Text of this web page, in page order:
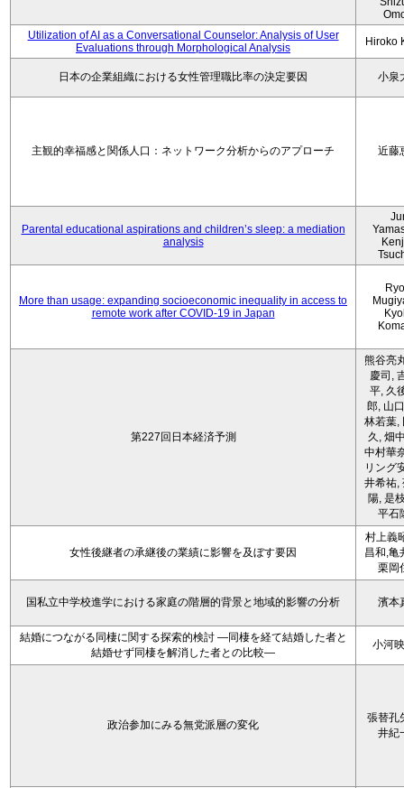
Utilization of AI as a Conversational Counselor: Analysis of User
Evaluations through Morphological Analysis
Hiroko
日本の企業組織における女性管理職比率の決定要因 小泉
主観的幸福感と関係人口：ネットワーク分析からのアプローチ 近藤
Parental educational aspirations and children’s sleep: a mediation
analysis
More than usage: expanding socioeconomic inequality in access to
remote work after COVID-19 in Japan
第227回日本経済予測
熊谷亮
慶司,
平, 久
郎, 山
林若葉,
久, 畑
中村華
リング
井希祐,
陽, 是
平石
女性後継者の承継後の業績に影響を及ぼす要因
村上義
昌和,亀
栗岡
国私立中学校進学における家庭の階層的背景と地域的影響の分析 濱本
結婚につながる同棲に関する探索的検討 ―同棲を経て結婚した者と
結婚せず同棲を解消した者との比較―
小河
政治参加にみる無党派層の変化
張替孔
井紀